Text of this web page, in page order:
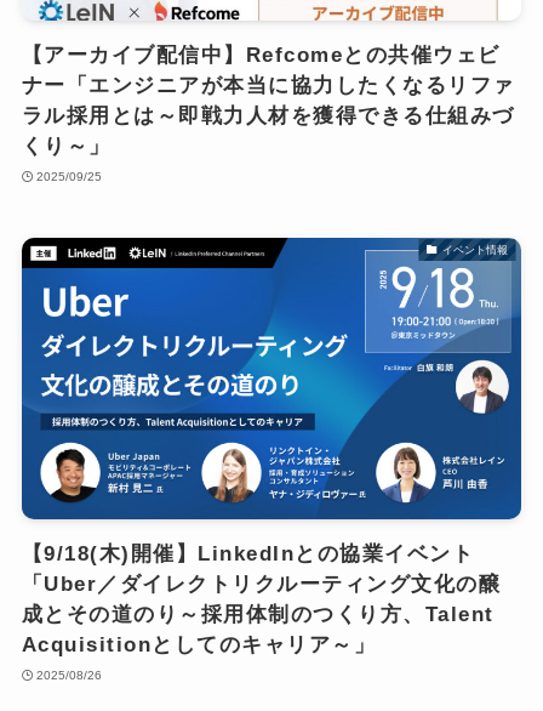
【アーカイブ配信中】Refcomeとの共催ウェビ
ナー「エンジニアが本当に協力したくなるリファ
ラル採用とは～即戦力人材を獲得できる仕組みづ
くり～」
2025/09/25
イベント情報
【9/18(木)開催】LinkedInとの協業イベント
「Uber／ダイレクトリクルーティング文化の醸
成とその道のり～採用体制のつくり方、Talent
Acquisitionとしてのキャリア～」
2025/08/26